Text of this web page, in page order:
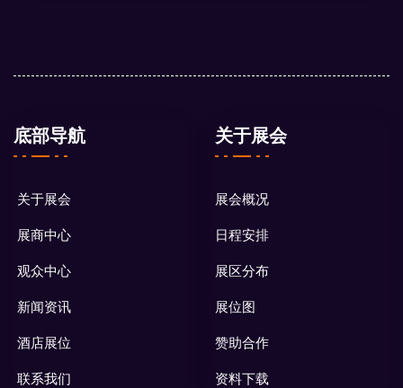
底部导航
关于展会
展商中心
观众中心
新闻资讯
酒店展位
联系我们
关于展会
展会概况
日程安排
展区分布
展位图
赞助合作
资料下载